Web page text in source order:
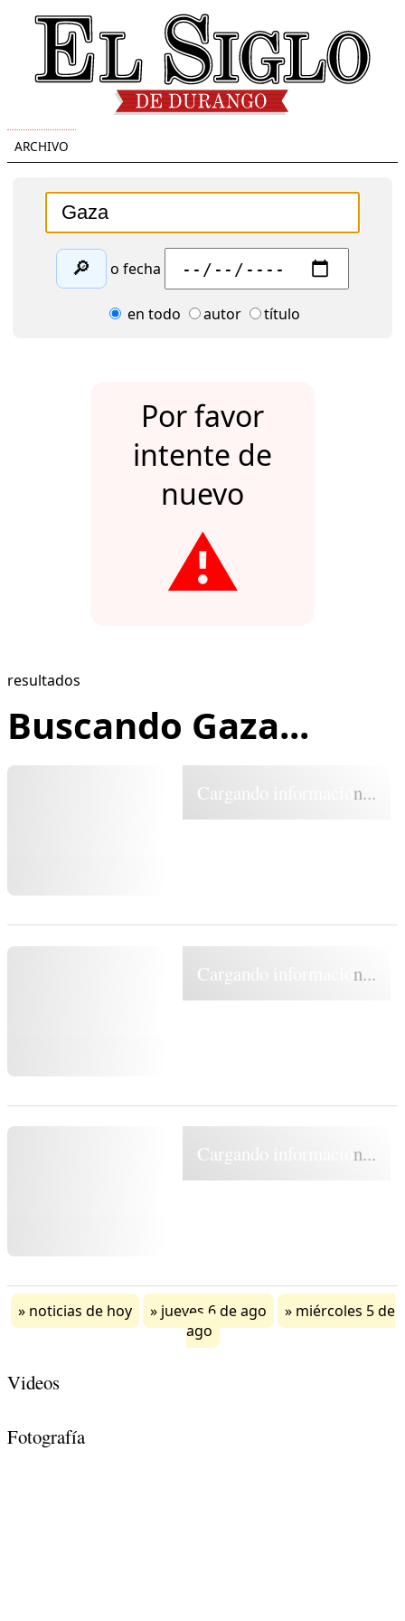
ARCHIVO
🔎 o fecha
en todo autor título
Por favor
intente de
nuevo
⚠️
resultados
Buscando Gaza...
Cargando información...
Cargando información...
Cargando información...
noticias de hoy jueves 6 de ago
miércoles 5 de
ago
Videos
Fotografía